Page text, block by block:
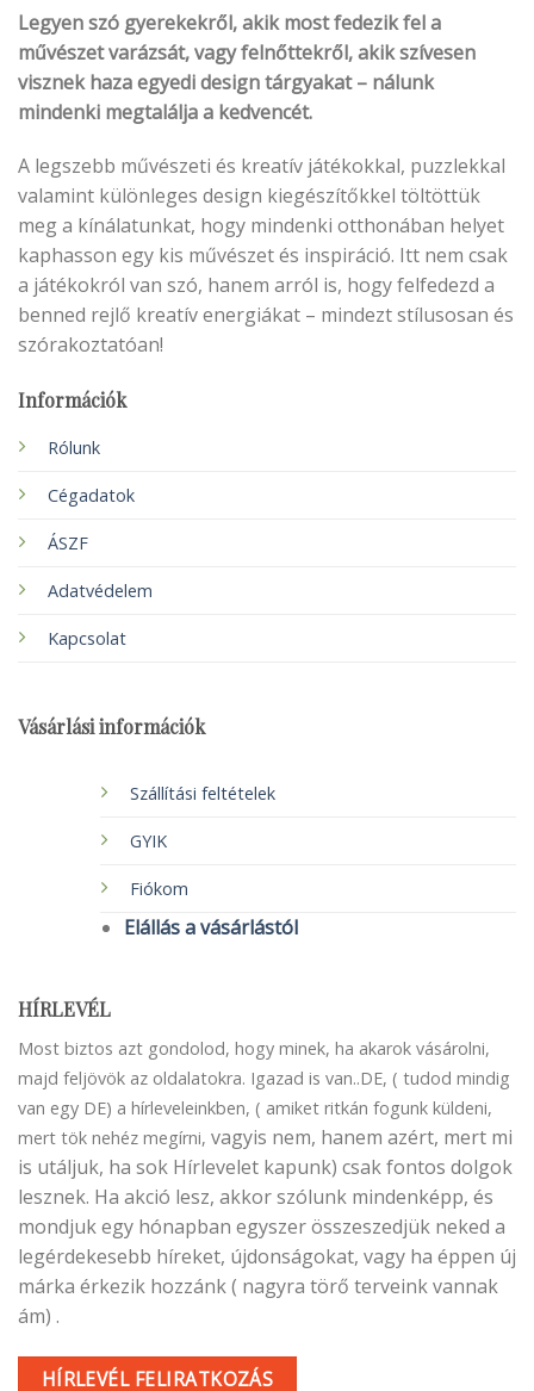
Legyen szó gyerekekről, akik most fedezik fel a
művészet varázsát, vagy felnőttekről, akik szívesen
visznek haza egyedi design tárgyakat – nálunk
mindenki megtalálja a kedvencét.
A legszebb művészeti és kreatív játékokkal, puzzlekkal
valamint különleges design kiegészítőkkel töltöttük
meg a kínálatunkat, hogy mindenki otthonában helyet
kaphasson egy kis művészet és inspiráció. Itt nem csak
a játékokról van szó, hanem arról is, hogy felfedezd a
benned rejlő kreatív energiákat – mindezt stílusosan és
szórakoztatóan!
Információk
Rólunk
Cégadatok
ÁSZF
Adatvédelem
Kapcsolat
Vásárlási információk
Szállítási feltételek
GYIK
Fiókom
Elállás a vásárlástól
HÍRLEVÉL
Most biztos azt gondolod, hogy minek, ha akarok vásárolni,
majd feljövök az oldalatokra. Igazad is van..DE, ( tudod mindig
van egy DE) a hírleveleinkben, ( amiket ritkán fogunk küldeni,
mert tök nehéz megírni, vagyis nem, hanem azért, mert mi
is utáljuk, ha sok Hírlevelet kapunk) csak fontos dolgok
lesznek. Ha akció lesz, akkor szólunk mindenképp, és
mondjuk egy hónapban egyszer összeszedjük neked a
legérdekesebb híreket, újdonságokat, vagy ha éppen új
márka érkezik hozzánk ( nagyra törő terveink vannak
ám) .
HÍRLEVÉL FELIRATKOZÁS